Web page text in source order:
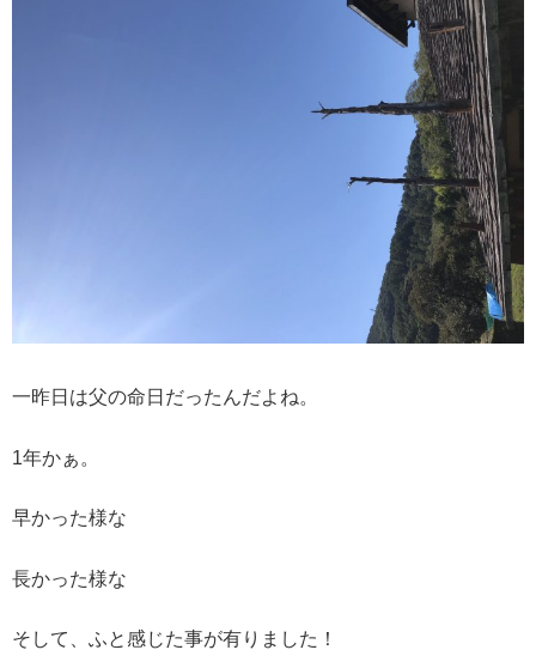
一昨日は父の命日だったんだよね。
1年かぁ。
早かった様な
長かった様な
そして、ふと感じた事が有りました！